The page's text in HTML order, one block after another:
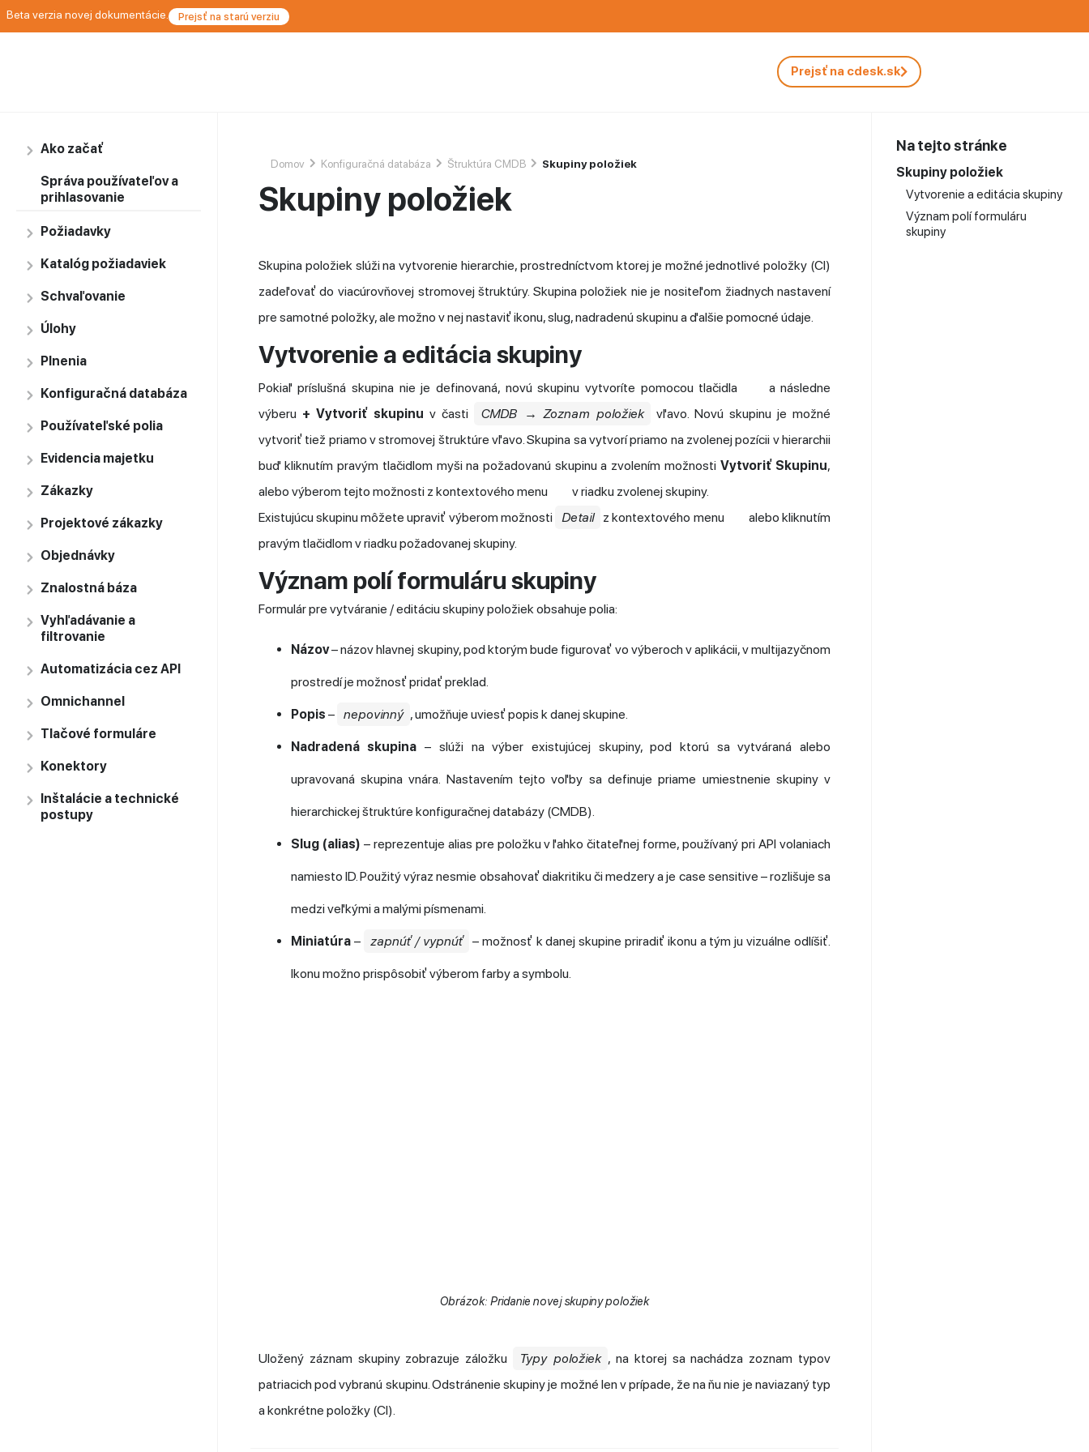
Beta verzia novej dokumentácie. Prejsť na starú verziu
Prejsť na cdesk.sk
Ako začať
Správa používateľov a
prihlasovanie
Požiadavky
Katalóg požiadaviek
Schvaľovanie
Úlohy
Plnenia
Konfiguračná databáza
Používateľské polia
Evidencia majetku
Zákazky
Projektové zákazky
Objednávky
Znalostná báza
Vyhľadávanie a
filtrovanie
Automatizácia cez API
Omnichannel
Tlačové formuláre
Konektory
Inštalácie a technické
postupy
Domov Konfiguračná databáza Štruktúra CMDB Skupiny položiek
Skupiny položiek
Skupina položiek slúži na vytvorenie hierarchie, prostredníctvom ktorej je možné jednotlivé položky (CI)
zadeľovať do viacúrovňovej stromovej štruktúry. Skupina položiek nie je nositeľom žiadnych nastavení
pre samotné položky, ale možno v nej nastaviť ikonu, slug, nadradenú skupinu a ďalšie pomocné údaje.
Vytvorenie a editácia skupiny
Pokiaľ príslušná skupina nie je definovaná, novú skupinu vytvoríte pomocou tlačidla
a následne
výberu + Vytvoriť skupinu v časti CMDB → Zoznam položiek
vľavo. Novú skupinu je možné
vytvoriť tiež priamo v stromovej štruktúre vľavo. Skupina sa vytvorí priamo na zvolenej pozícii v hierarchii
buď kliknutím pravým tlačidlom myši na požadovanú skupinu a zvolením možnosti Vytvoriť Skupinu,
alebo výberom tejto možnosti z kontextového menu
v riadku zvolenej skupiny.
Existujúcu skupinu môžete upraviť výberom možnosti Detail z kontextového menu
alebo kliknutím
pravým tlačidlom v riadku požadovanej skupiny.
Význam polí formuláru skupiny
Formulár pre vytváranie / editáciu skupiny položiek obsahuje polia:
Názov– názov hlavnej skupiny, pod ktorým bude figurovať vo výberoch v aplikácii, v multijazyčnom
prostredí je možnosť pridať preklad.
Popis – nepovinný , umožňuje uviesť popis k danej skupine.
Nadradená skupina – slúži na výber existujúcej skupiny, pod ktorú sa vytváraná alebo
upravovaná skupina vnára. Nastavením tejto voľby sa definuje priame umiestnenie skupiny v
hierarchickej štruktúre konfiguračnej databázy (CMDB).
Slug (alias) – reprezentuje alias pre položku v ľahko čitateľnej forme, používaný pri API volaniach
namiesto ID. Použitý výraz nesmie obsahovať diakritiku či medzery a je case sensitive – rozlišuje sa
medzi veľkými a malými písmenami.
Miniatúra– zapnúť / vypnúť – možnosť k danej skupine priradiť ikonu a tým ju vizuálne odlíšiť.
Ikonu možno prispôsobiť výberom farby a symbolu.
Obrázok: Pridanie novej skupiny položiek
Uložený záznam skupiny zobrazuje záložku Typy položiek , na ktorej sa nachádza zoznam typov
patriacich pod vybranú skupinu. Odstránenie skupiny je možné len v prípade, že na ňu nie je naviazaný typ
a konkrétne položky (CI).
Na tejto stránke
Skupiny položiek
Vytvorenie a editácia skupiny
Význam polí formuláru
skupiny